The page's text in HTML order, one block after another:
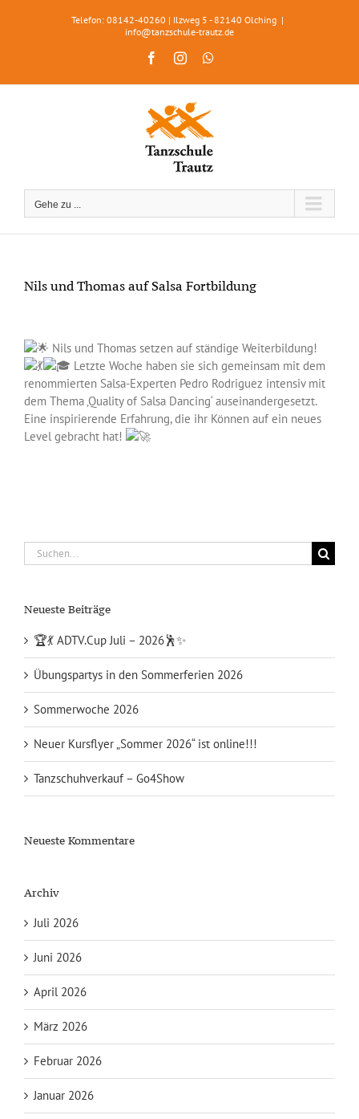
Telefon: 08142-40260 | Ilzweg 5 - 82140 Olching |
info@tanzschule-trautz.de
FacebookInstagram
Gehe zu ...
Nils und Thomas auf Salsa Fortbildung
grösseres
Bild
Nils und Thomas setzen auf ständige Weiterbildung!
Letzte Woche haben sie sich gemeinsam mit dem
renommierten Salsa-Experten Pedro Rodriguez intensiv mit
dem Thema ‚Quality of Salsa Dancing‘ auseinandergesetzt.
Eine inspirierende Erfahrung, die ihr Können auf ein neues
Level gebracht hat!
Suche
nach:
Neueste Beiträge
🏆💃 ADTV.Cup Juli – 2026🕺✨
Übungspartys in den Sommerferien 2026
Sommerwoche 2026
Neuer Kursflyer „Sommer 2026“ ist online!!!
Tanzschuhverkauf – Go4Show
Neueste Kommentare
Archiv
Juli 2026
Juni 2026
April 2026
März 2026
Februar 2026
Januar 2026